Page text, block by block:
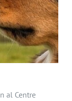
al Centre